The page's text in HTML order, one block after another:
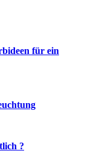
für ein
?